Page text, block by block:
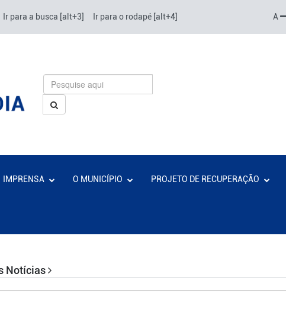
Ir para a busca [alt+3] Ir para o rodapé [alt+4] A
IMPRENSA O MUNICÍPIO PROJETO DE RECUPERAÇÃO
Notícias